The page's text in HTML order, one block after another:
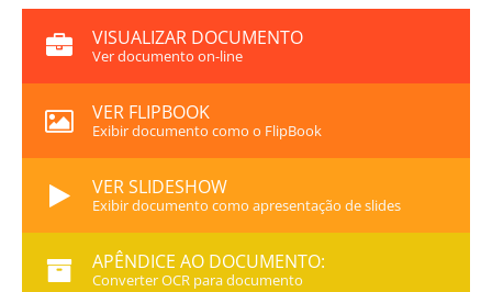
VISUALIZAR DOCUMENTO
Ver documento on-line
VER FLIPBOOK
Exibir documento como o FlipBook
VER SLIDESHOW
Exibir documento como apresentação de slides
APÊNDICE AO DOCUMENTO:
Converter OCR para documento